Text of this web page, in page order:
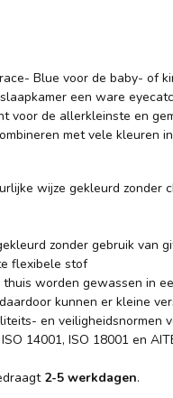
Blue voor de baby- of
een ware
voor de allerkleinste en
met vele kleuren
wijze gekleurd zonder
zonder gebruik van
flexibele stof
worden gewassen in
kunnen er kleine
en veiligheidsnormen
14001, ISO 18001 en
2-5 werkdagen.